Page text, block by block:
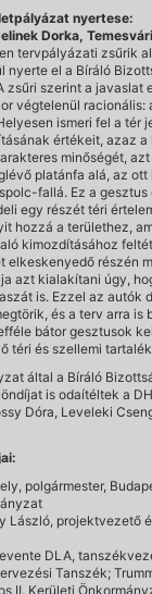
nyertese:
Dorka,
tervpályázati zsűrik
nyerte el a Bíráló
zsűri szerint a javaslat
végtelenül racionális:
ismeri fel a tér
értékeit, azaz
minőségét,
platánfa alá, az
fallá. Ez a gesztus
egy részét téri
hozzá a területhez,
kimozdításához
elkeskenyedő részén
azt kialakítani úgy,
is. Ezzel az autók
és a terv arra is
bátor gesztusok
téri és szellemi
által a Bíráló
is odaítéltek a
Dóra, Leveleki
polgármester,
László, projektvezető
DLA,
Tanszék;
II. Kerületi